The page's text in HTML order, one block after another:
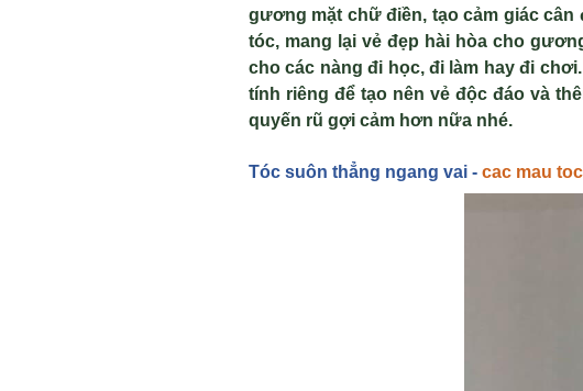
gương mặt chữ điền, tạo cảm giác cân
tóc, mang l ại vẻ đẹp hài hòa cho
cho các nàng đi học, đi làm hay đi
tính riêng để tạo nên vẻ độc đáo và
quyến rũ gợi cảm hơn nữa nhé.
Tóc suôn thẳng ngang vai - cac mau